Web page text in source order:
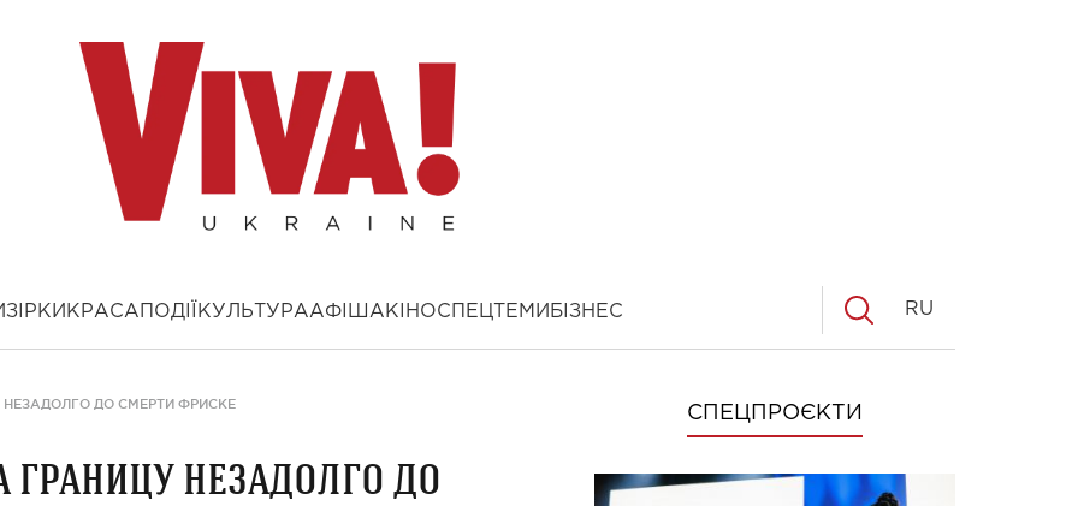
ЗІРКИ КРАСА ПОДІЇ КУЛЬТУРААФІША КІНОСПЕЦТЕМИ БІЗНЕС RU
ДО СМЕРТИ ФРИСКЕ
незадолго до
СПЕЦПРОЄКТИ